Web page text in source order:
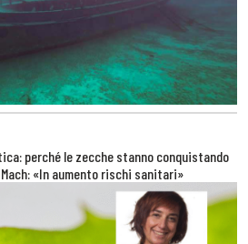
perché le zecche stanno conquistando
«In aumento rischi sanitari»